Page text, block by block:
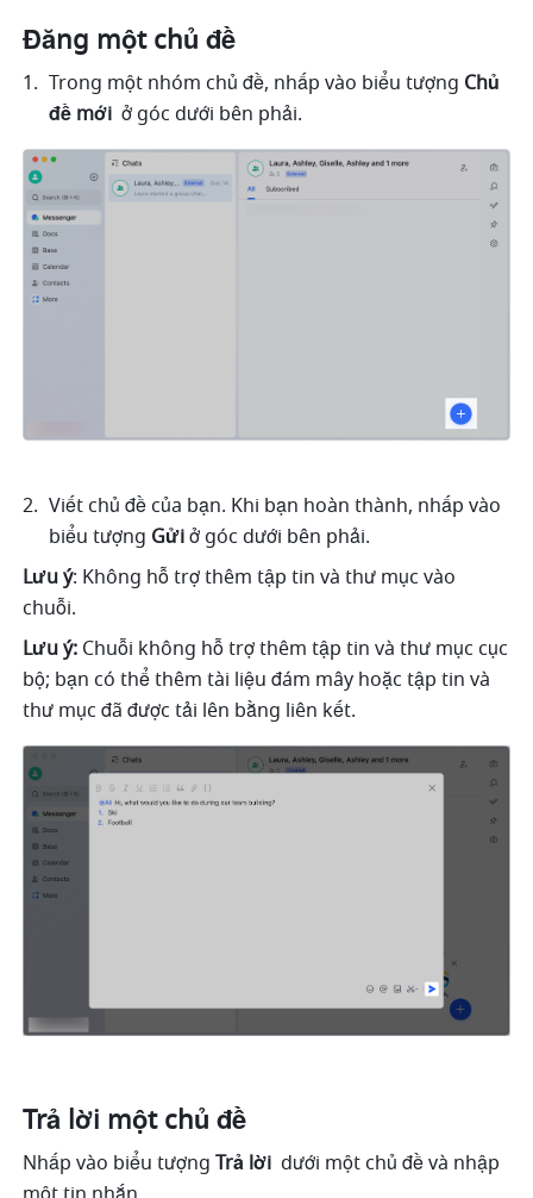
Đăng một chủ đề
Trong một nhóm chủ đề, nhấp vào biểu tượng Chủ
đề mới ở góc dưới bên phải.
Viết chủ đề của bạn. Khi bạn hoàn thành, nhấp vào
biểu tượng Gửi ở góc dưới bên phải.
Lưu ý: Không hỗ trợ thêm tập tin và thư mục vào
chuỗi.
Lưu ý: Chuỗi không hỗ trợ thêm tập tin và thư mục cục
bộ; bạn có thể thêm tài liệu đám mây hoặc tập tin và
thư mục đã được tải lên bằng liên kết.
Trả lời một chủ đề
Nhấp vào biểu tượng Trả lời dưới một chủ đề và nhập